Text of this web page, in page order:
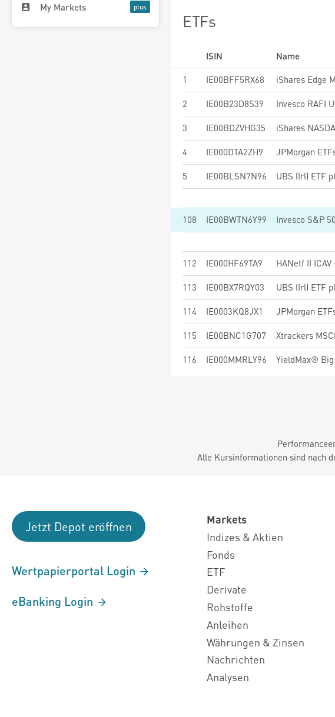
My Markets
ETFs
ISIN Name
1
IE00BFF5RX68 iShares Edge
2 IE00B23D8S39 Invesco RAFI
3 IE00BDZVHG35 iShares
4 IE000DTA2ZH9
5 IE00BLSN7N96 UBS (Irl) ETF
108 IE00BWTN6Y99 Invesco S&P
112 IE000HF69TA9
113 IE00BX7RQY03
114 IE0003KQ8JX1
115 IE00BNC1G707 Xtrackers
116 IE000MMRLY96 YieldMax® Big
Alle Kursinformationen sind nach
Jetzt Depot eröffnen
Wertpapierportal Login
eBanking Login
Markets
Indizes & Aktien
Fonds
ETF
Derivate
Rohstoffe
Anleihen
Währungen & Zinsen
Nachrichten
Analysen